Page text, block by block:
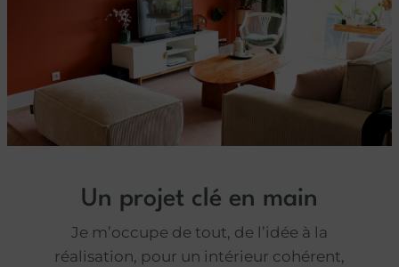
Un projet clé en main
Je m’occupe de tout, de l’idée à la
réalisation, pour un intérieur cohérent,